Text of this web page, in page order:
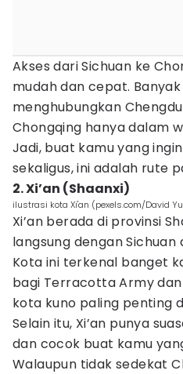
Akses dari Sichuan ke
mudah dan cepat.
menghubungkan
Chongqing hanya dalam
Jadi, buat kamu yang
sekaligus, ini adalah rute
2. Xi’an (Shaanxi)
ilustrasi kota Xi'an (pexels.com/David
Xi’an berada di provinsi
langsung dengan
Kota ini terkenal banget
bagi Terracotta Army
kota kuno paling penting
Selain itu, Xi’an punya
dan cocok buat kamu
Walaupun tidak sedekat